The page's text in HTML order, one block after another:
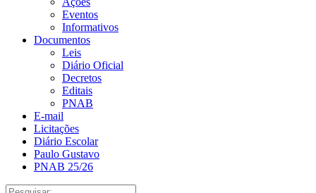
Eventos
Informativos
Documentos
Leis
Diário Oficial
Decretos
Editais
PNAB
E-mail
Licitações
Diário Escolar
Paulo Gustavo
PNAB 25/26